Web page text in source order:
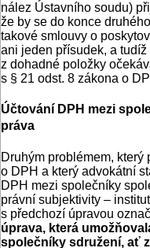
nález Ústavního soudu)
že by se do konce
takové smlouvy o
ani jeden přísudek, a
z dohadné položky
s § 21 odst. 8 zákona o
Účtování DPH mezi
práva
Druhým problémem,
o DPH a který advokátní
DPH mezi společníky
právní subjektivity –
s předchozí úpravou
úprava, která
společníky sdružení, ať